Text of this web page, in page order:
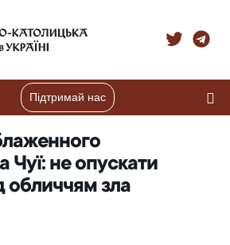
Підтримай нас
Чуї: не опускати
обличчям зла